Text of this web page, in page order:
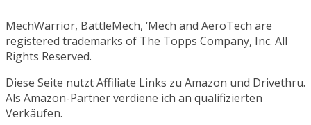
MechWarrior, BattleMech, ‘Mech and AeroTech are
registered trademarks of The Topps Company, Inc. All
Rights Reserved.
Diese Seite nutzt Affiliate Links zu Amazon und Drivethru.
Als Amazon-Partner verdiene ich an qualifizierten
Verkäufen.